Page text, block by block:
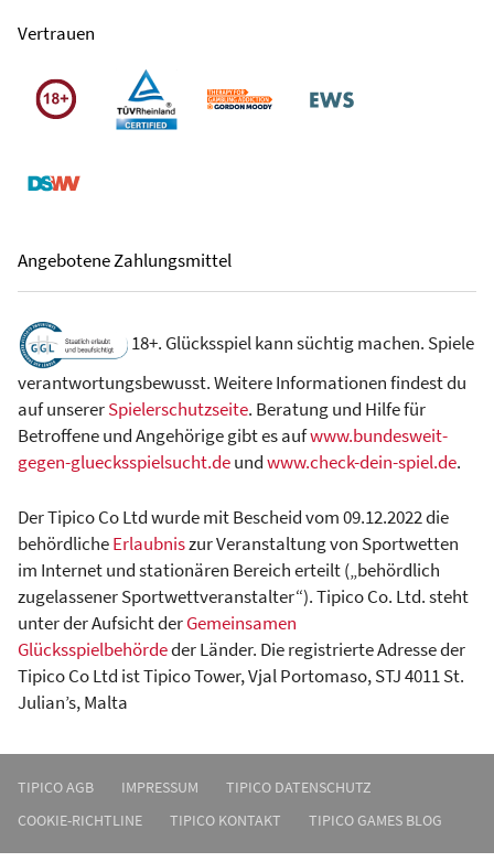
Vertrauen
Angebotene Zahlungsmittel
18+. Glücksspiel kann süchtig machen. Spiele
verantwortungsbewusst. Weitere Informationen findest du
auf unsererSpielerschutzseite. Beratung und Hilfe für
Betroffene und Angehörige gibt es aufwww.bundesweit-
gegen-gluecksspielsucht.deundwww.check-dein-spiel.de.
Der Tipico Co Ltd wurde mit Bescheid vom 09.12.2022 die
behördlicheErlaubniszur Veranstaltung von Sportwetten
im Internet und stationären Bereich erteilt („behördlich
zugelassener Sportwettveranstalter“). Tipico Co. Ltd. steht
unter der Aufsicht derGemeinsamen
Glücksspielbehördeder Länder. Die registrierte Adresse der
Tipico Co Ltd ist Tipico Tower, Vjal Portomaso, STJ 4011 St.
Julian’s, Malta
TIPICO AGB IMPRESSUM
TIPICO DATENSCHUTZ
COOKIE-RICHTLINE
TIPICO KONTAKT TIPICO GAMES BLOG